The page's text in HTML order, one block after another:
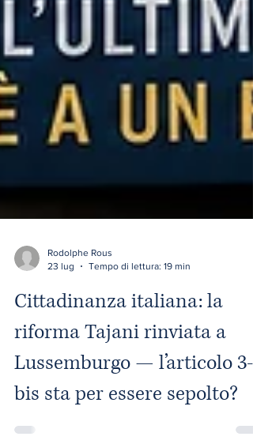
23 lug
Tempo di lettura: 19 min
Cittadinanza italiana: la
riforma Tajani rinviata a
Lussemburgo — l’articolo 3-
bis sta per essere sepolto?